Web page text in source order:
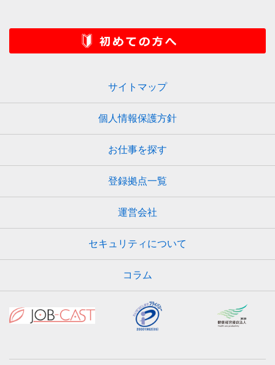
サイトマップ
個人情報保護方針
お仕事を探す
登録拠点一覧
運営会社
セキュリティについて
コラム